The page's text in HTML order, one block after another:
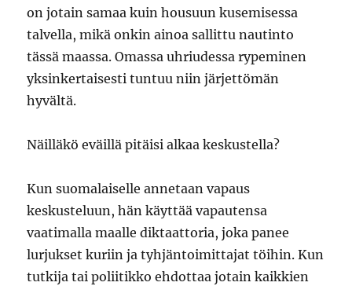
on jotain samaa kuin housuun kusemisessa
talvella, mikä onkin ainoa sallittu nautinto
tässä maassa. Omassa uhriudessa rypeminen
yksinkertaisesti tuntuu niin järjettömän
hyvältä.
Näilläkö eväillä pitäisi alkaa keskustella?
Kun suomalaiselle annetaan vapaus
keskusteluun, hän käyttää vapautensa
vaatimalla maalle diktaattoria, joka panee
lurjukset kuriin ja tyhjäntoimittajat töihin. Kun
tutkija tai poliitikko ehdottaa jotain kaikkien